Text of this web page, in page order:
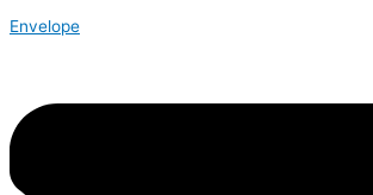
Envelope